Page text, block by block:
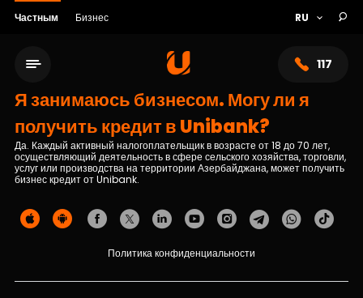
Частным Бизнес
117
Сеть обслуживания
Я занимаюсь бизнесом. Могу ли я
получить кредит в Unibank?
Да. Каждый активный налогоплательщик в возрасте от 18 до 70 лет,
осуществляющий деятельность в сфере сельского хозяйства, торговли,
услуг или производства на территории Азербайджана, может получить
бизнес кредит от Unibank.
Политика конфиденциальности